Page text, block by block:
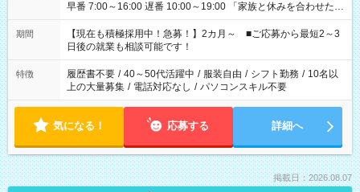
早番 7:00～16:00 遅番 10:00～19:00 「家族と休みを合わせた
い」 「余裕を持って夕飯の準備がしたい」 「できれば残業はし
たくない」 など、ご希望を教えてくださいね。 ※Wワーク希望
の方へ 今ご覧のお仕事で希望する勤務時間と、もう1つのお仕事
の勤務時間。 合計で週40時間を超える場合は応募できません。
期間
【現在も積極採用中！急募！】2カ月～ ■ご応募から最短2～3
日後の就業も相談可能です！
特徴 履歴書不要 / 40～50代活躍中 / 服装自由 / シフト勤務 / 10名以
上の大量募集 / 電話対応なし / パソコンスキル不要
気になる！ 応募する 詳細へ
掲載日：2026.08.07